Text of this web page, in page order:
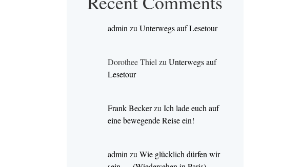
admin zu Unterwegs auf Lesetour
Dorothee Thiel zu Unterwegs auf
Lesetour
Frank Beckerzu Ich lade euch auf
eine bewegende Reise ein!
admin zu Wie glücklich dürfen wir